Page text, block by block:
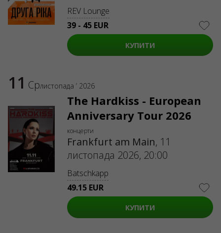
REV Lounge
39 - 45 EUR
КУПИТИ
11 Срлистопада ’ 2026
The Hardkiss - European
Anniversary Tour 2026
концерти
Frankfurt am Main, 11
листопада 2026, 20:00
Batschkapp
49.15 EUR
КУПИТИ